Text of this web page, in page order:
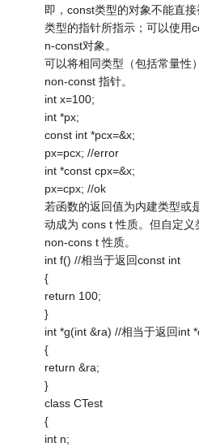
即，const类型的对象不能直
类型的指针所指示；可以使用
n-const对象。
可以将相同类型（包括常量性
non-const 指针。
int x=100;
int *px;
const int *pcx=&x;
px=pcx; //error
int *const cpx=&x;
px=cpx; //ok
若函数的返回值为内建类型或
动成为 cons t 性质。但自定义
non-cons t 性质。
int f() //相当于返回const int
{
return 100;
}
int *g(int &ra) //相当于返回int
{
return &ra;
}
class CTest
{
int n;